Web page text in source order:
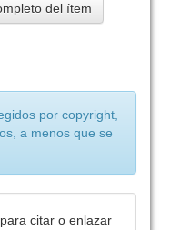
del ítem
por copyright,
a menos que se
citar o enlazar